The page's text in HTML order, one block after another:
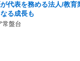
代表を務める法人/教育
る成長も
常盤台